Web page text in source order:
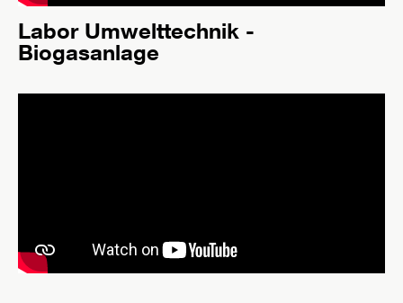
Labor Umwelttechnik -
Biogasanlage